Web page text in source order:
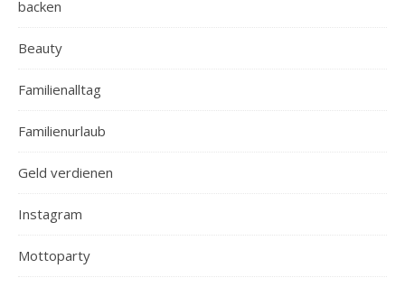
backen
Beauty
Familienalltag
Familienurlaub
Geld verdienen
Instagram
Mottoparty